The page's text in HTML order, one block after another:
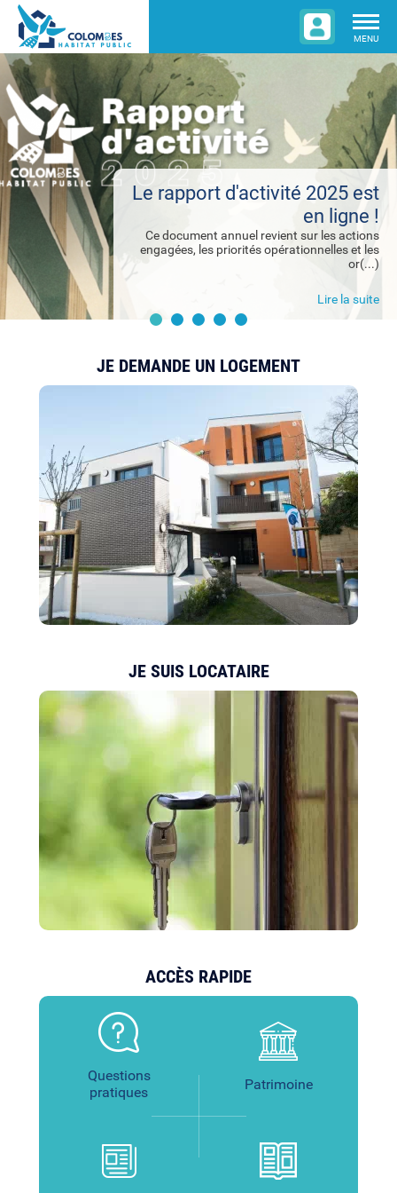
MENU
Le rapport d'activité 2025 est
en ligne !
Ce document annuel revient sur les actions
engagées, les priorités opérationnelles et les
or(...)
Lire la suite
JE DEMANDE UN LOGEMENT
JE SUIS LOCATAIRE
ACCÈS RAPIDE
Questions
pratiques
Patrimoine